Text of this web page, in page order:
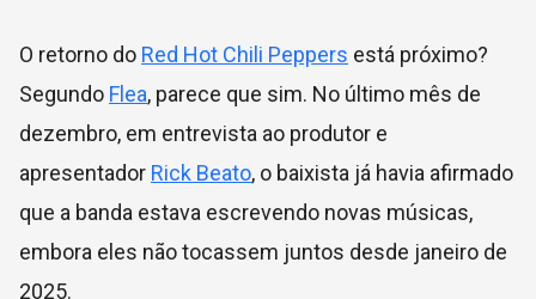
O retorno do Red Hot Chili Peppers está próximo?
Segundo Flea, parece que sim. No último mês de
dezembro, em entrevista ao produtor e
apresentador Rick Beato, o baixista já havia afirmado
que a banda estava escrevendo novas músicas,
embora eles não tocassem juntos desde janeiro de
2025.